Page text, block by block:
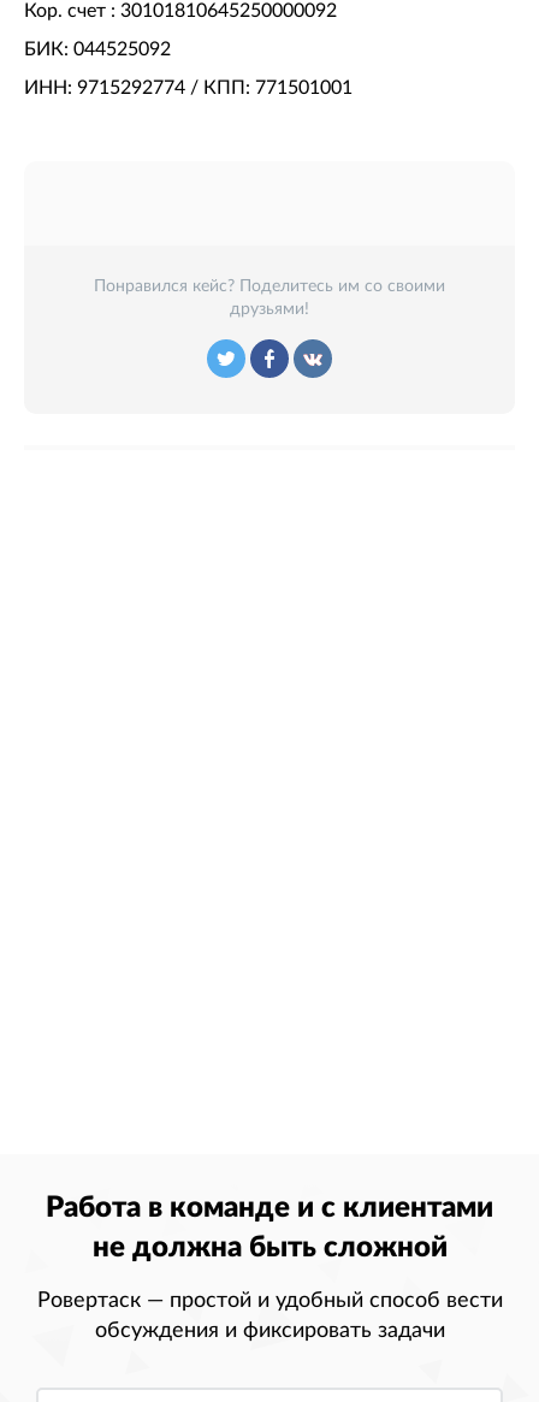
Кор. счет : 30101810645250000092
БИК: 044525092
ИНН: 9715292774 / КПП: 771501001
Понравился кейс? Поделитесь им со своими
друзьями!
Работа в команде и с клиентами
не должна быть сложной
Ровертаск — простой и удобный способ вести
обсуждения и фиксировать задачи